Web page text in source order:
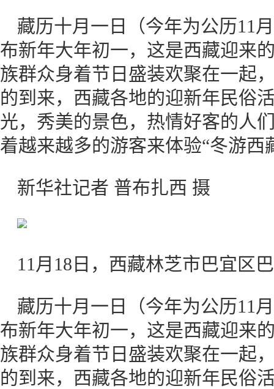
藏历十月一日（今年为公历11
布新年大年初一，这是西藏迎来
族群众身着节日盛装欢聚在一起
的到来，西藏各地的迎新年民俗
光，秀美的景色，热情好客的人
着越来越多的游客来体验“冬游西
新华社记者 普布扎西 摄
11月18日，西藏林芝市巴宜区
藏历十月一日（今年为公历11
布新年大年初一，这是西藏迎来
族群众身着节日盛装欢聚在一起
的到来，西藏各地的迎新年民俗